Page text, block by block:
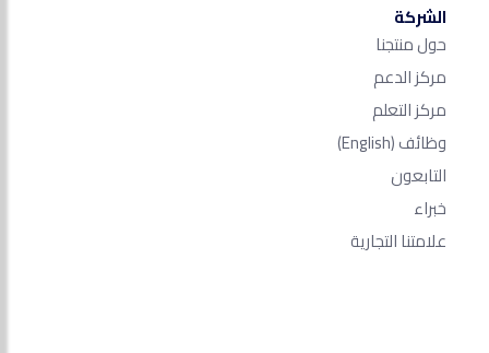
الشركة
حول منتجنا
مركز الدعم
مركز التعلم
وظائف(English)
التابعون
خبراء
علامتنا التجارية